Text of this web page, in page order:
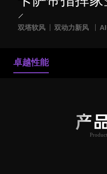
双塔软风 双动力新风
卓越性能
产